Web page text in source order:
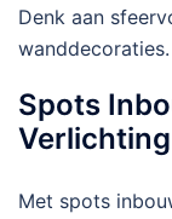
Denk aan
wanddecoraties.
Spots
Verlichting
Met spots